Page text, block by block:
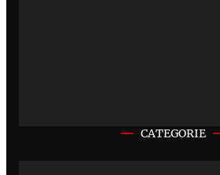
CATEGORIE